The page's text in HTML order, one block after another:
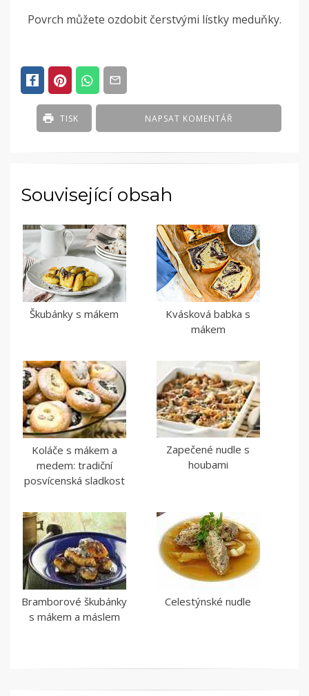
Povrch můžete ozdobit čerstvými lístky meduňky.
NAPSAT KOMENTÁŘ
TISK
Související obsah
Škubánky s mákem
Kvásková babka s
mákem
Koláče s mákem a
medem: tradiční
posvícenská sladkost
Zapečené nudle s
houbami
Bramborové škubánky
s mákem a máslem
Celestýnské nudle